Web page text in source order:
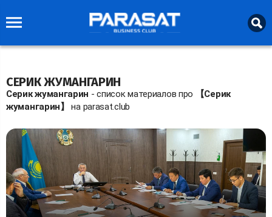
СЕРИК ЖУМАНГАРИН
Серик жумангарин - список материалов про
【Серик
жумангарин】
на parasat.club